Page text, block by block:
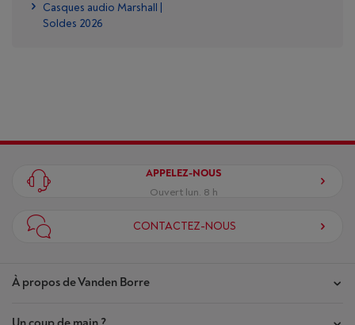
Casques audio Marshall |
Soldes 2026
À propos de Vanden Borre
APPELEZ-NOUS
Ouvert lun. 8 h
CONTACTEZ-NOUS